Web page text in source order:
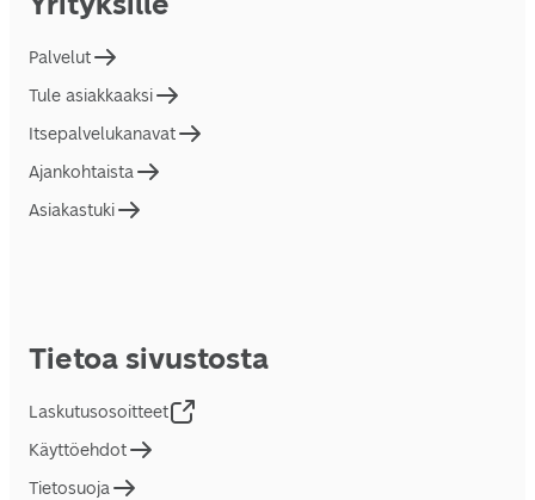
Palvelut
Tule asiakkaaksi
Itsepalvelukanavat
Ajankohtaista
Asiakastuki
Tietoa sivustosta
Laskutusosoitteet
Käyttöehdot
Tietosuoja